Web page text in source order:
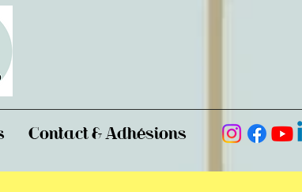
Contact & Adhésions